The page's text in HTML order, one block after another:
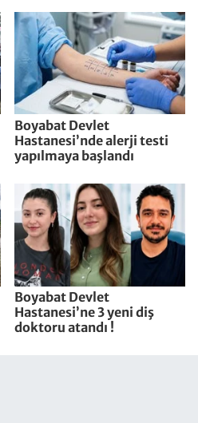
Boyabat Devlet
Hastanesi’nde alerji testi
yapılmaya başlandı
Boyabat Devlet
Hastanesi’ne 3 yeni diş
doktoru atandı !